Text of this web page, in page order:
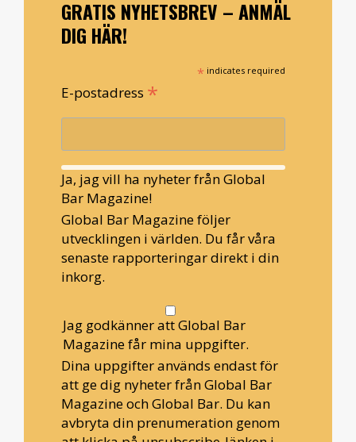
GRATIS NYHETSBREV – ANMÄL
DIG HÄR!
* indicates required
E-postadress *
Ja, jag vill ha nyheter från Global
Bar Magazine!
Global Bar Magazine följer
utvecklingen i världen. Du får våra
senaste rapporteringar direkt i din
inkorg.
Jag godkänner att Global Bar
Magazine får mina uppgifter.
Dina uppgifter används endast för
att ge dig nyheter från Global Bar
Magazine och Global Bar. Du kan
avbryta din prenumeration genom